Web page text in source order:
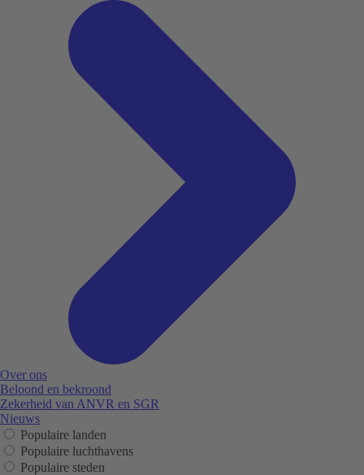
Over ons
Beloond en bekroond
Zekerheid van ANVR en SGR
Nieuws
Populaire landen
Populaire luchthavens
Populaire steden